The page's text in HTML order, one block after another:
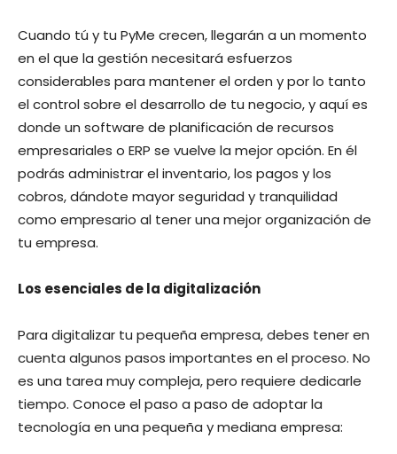
Cuando tú y tu PyMe crecen, llegarán a un momento
en el que la gestión necesitará esfuerzos
considerables para mantener el orden y por lo tanto
el control sobre el desarrollo de tu negocio, y aquí es
donde un software de planificación de recursos
empresariales o ERP se vuelve la mejor opción. En él
podrás administrar el inventario, los pagos y los
cobros, dándote mayor seguridad y tranquilidad
como empresario al tener una mejor organización de
tu empresa.
Los esenciales de la digitalización
Para digitalizar tu pequeña empresa, debes tener en
cuenta algunos pasos importantes en el proceso. No
es una tarea muy compleja, pero requiere dedicarle
tiempo. Conoce el paso a paso de adoptar la
tecnología en una pequeña y mediana empresa: